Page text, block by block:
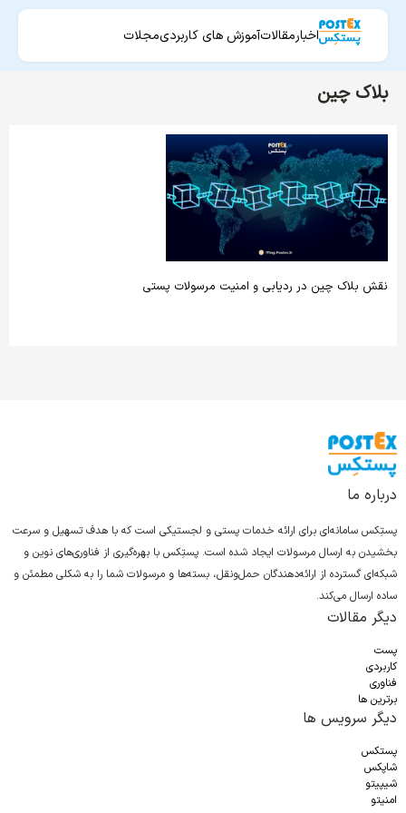
اخبارمقالاتآموزش های کاربردیمجلات
بلاک چین
نقش بلاک چین در ردیابی و امنیت مرسولات پستی
درباره ما
پستِکس سامانه‌ای برای ارائه خدمات پستی و لجستیکی است که با هدف تسهیل و سرعت
بخشیدن به ارسال مرسولات ایجاد شده است. پستِکس با بهره‌گیری از فناوری‌های نوین و
شبکه‌ای گسترده از ارائه‌دهندگان حمل‌ونقل، بسته‌ها و مرسولات شما را به شکلی مطمئن و
ساده ارسال می‌کند.
دیگر مقالات
پست
کاربردی
فناوری
برترین ها
دیگر سرویس ها
پستکس
شاپکس
شیپیتو
امنیتو